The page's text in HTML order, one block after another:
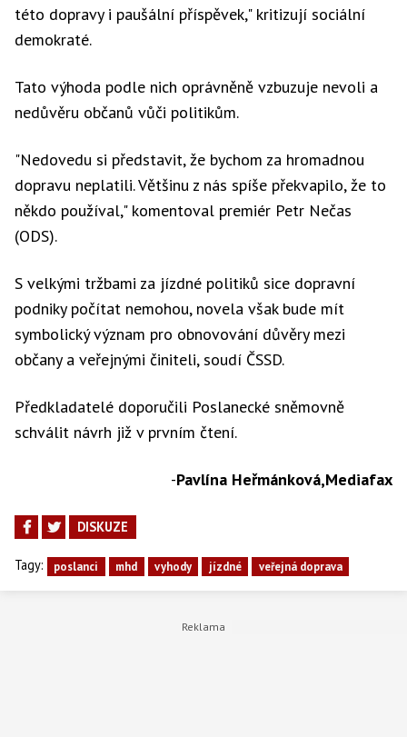
této dopravy i paušální příspěvek," kritizují sociální
demokraté.
Tato výhoda podle nich oprávněně vzbuzuje nevoli a
nedůvěru občanů vůči politikům.
"Nedovedu si představit, že bychom za hromadnou
dopravu neplatili. Většinu z nás spíše překvapilo, že to
někdo používal," komentoval premiér Petr Nečas
(ODS).
S velkými tržbami za jízdné politiků sice dopravní
podniky počítat nemohou, novela však bude mít
symbolický význam pro obnovování důvěry mezi
občany a veřejnými činiteli, soudí ČSSD.
Předkladatelé doporučili Poslanecké sněmovně
schválit návrh již v prvním čtení.
-Pavlína Heřmánková,Mediafax
DISKUZE
Tagy: poslanci mhd vyhody jízdné veřejná doprava